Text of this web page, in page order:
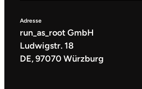
Adresse
run_as_root GmbH
Ludwigstr. 18
DE, 97070 Würzburg